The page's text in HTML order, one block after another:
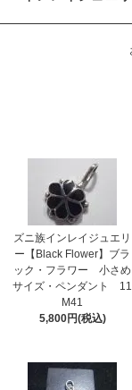
ズニ族インレイジュエリ
ー【Black Flower】ブラ
ック・フラワー 小さめ
サイズ・ペンダント 11
M41
5,800円(税込)